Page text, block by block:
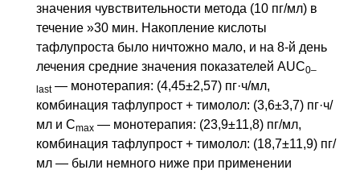
значения чувствительности метода (10 пг/мл) в
течение »30 мин. Накопление кислоты
тафлупроста было ничтожно мало, и на 8-й день
лечения средние значения показателей AUC0–
last— монотерапия: (4,45±2,57) пг·ч/мл,
комбинация тафлупрост + тимолол: (3,6±3,7) пг·ч/
мл и Сmax — монотерапия: (23,9±11,8) пг/мл,
комбинация тафлупрост + тимолол: (18,7±11,9) пг/
мл — были немного ниже при применении